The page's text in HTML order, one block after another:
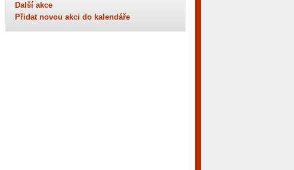
Další akce
Přidat novou akci do kalendáře